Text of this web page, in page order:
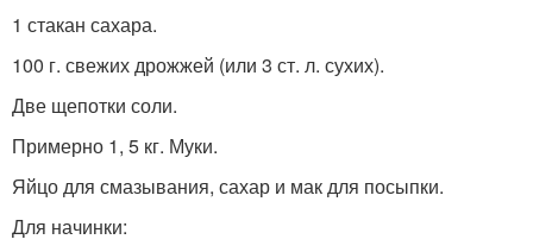
1 стакан сахара.
100 г. свежих дрожжей (или 3 ст. л. сухих).
Две щепотки соли.
Примерно 1, 5 кг. Муки.
Яйцо для смазывания, сахар и мак для посыпки.
Для начинки: